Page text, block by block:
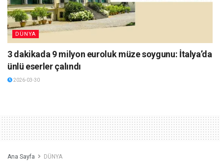
DÜNYA
3 dakikada 9 milyon euroluk müze soygunu: İtalya’da
ünlü eserler çalındı
2026-03-30
Ana Sayfa DÜNYA